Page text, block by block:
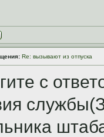
Re: вызывают из отпуска
с